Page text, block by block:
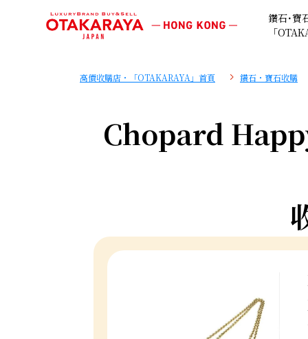
鑽石･寶
「
高價收購店・「OTAKARAYA」首頁 鑽石・寶石收購
Chopard